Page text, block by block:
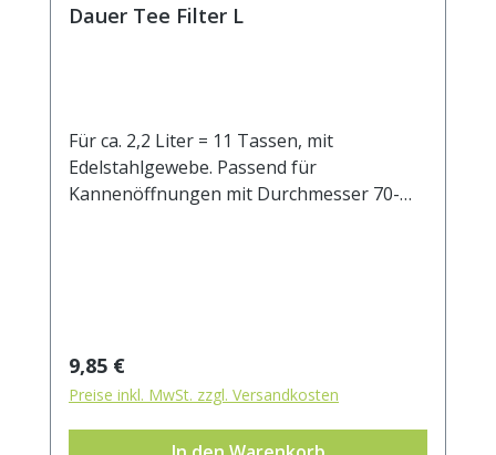
Dauer Tee Filter L
Für ca. 2,2 Liter = 11 Tassen, mit
Edelstahlgewebe. Passend für
Kannenöffnungen mit Durchmesser 70-
Regulärer Preis:
9,85 €
Preise inkl. MwSt. zzgl. Versandkosten